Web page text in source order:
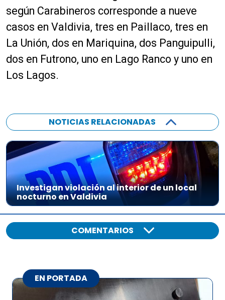
según Carabineros corresponde a nueve
casos en Valdivia, tres en Paillaco, tres en
La Unión, dos en Mariquina, dos Panguipulli,
dos en Futrono, uno en Lago Ranco y uno en
Los Lagos.
NOTICIAS RELACIONADAS
Investigan violación al interior de un local
nocturno en Valdivia
COMENTARIOS
EN PORTADA